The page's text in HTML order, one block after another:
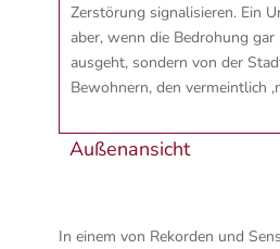
Zerstörung signalisieren. Ein
aber, wenn die Bedrohung gar
ausgeht, sondern von der
Bewohnern, den vermeintlich
Außenansicht
In einem von Rekorden und